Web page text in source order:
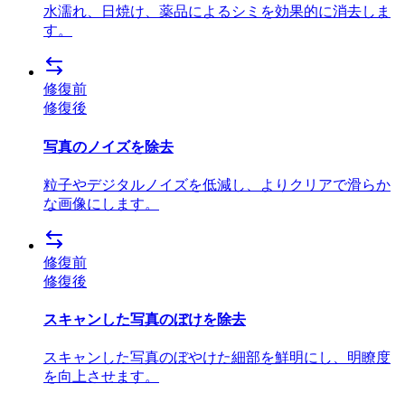
水濡れ、日焼け、薬品によるシミを効果的に消去しま
す。
修復前
修復後
写真のノイズを除去
粒子やデジタルノイズを低減し、よりクリアで滑らか
な画像にします。
修復前
修復後
スキャンした写真のぼけを除去
スキャンした写真のぼやけた細部を鮮明にし、明瞭度
を向上させます。